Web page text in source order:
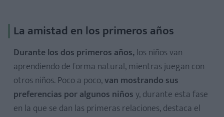
La amistad en los primeros años
Durante los dos primeros años,los niños van
aprendiendo de forma natural, mientras juegan con
otros niños. Poco a poco,van mostrando sus
preferencias por algunos niñosy, durante esta fase
en la que se dan las primeras relaciones, destaca el